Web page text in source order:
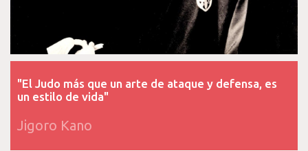
"El Judo más que un arte de ataque y defensa, es
un estilo de vida"
Jigoro Kano